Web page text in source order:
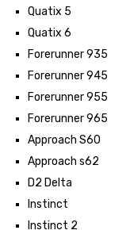
Quatix 5
Quatix 6
Forerunner 935
Forerunner 945
Forerunner 955
Forerunner 965
Approach S60
Approach s62
D2 Delta
Instinct
Instinct 2